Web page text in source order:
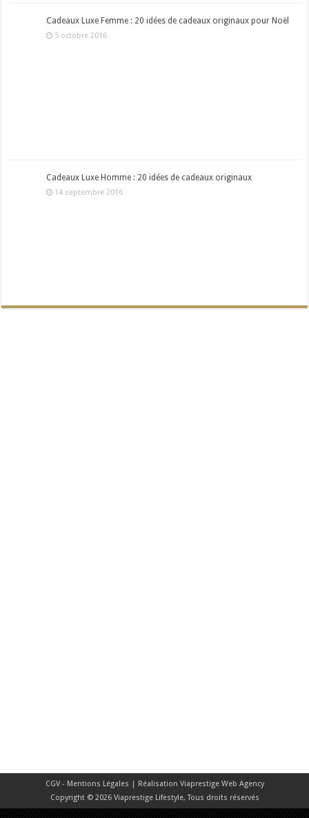
Cadeaux Luxe Femme : 20 idées de cadeaux originaux pour Noël
5 octobre 2016
Cadeaux Luxe Homme : 20 idées de cadeaux originaux
14 septembre 2016
CGV - Mentions Légales | Réalisation Viaprestige Web Agency
Copyright © 2026 Viaprestige Lifestyle, Tous droits réservés